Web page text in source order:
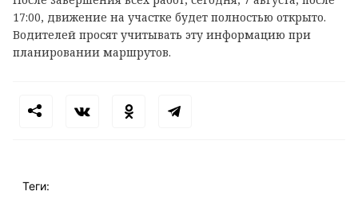
17:00, движение на участке будет полностью открыто.
Водителей просят учитывать эту информацию при
планировании маршрутов.
Теги: